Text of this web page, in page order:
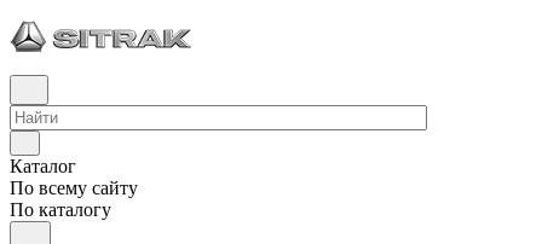
Каталог
По всему сайту
По каталогу